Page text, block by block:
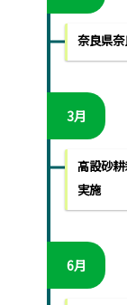
奈良県
3月
高設砂
実施
6月